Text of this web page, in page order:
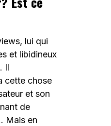
lui qui
et libidineux
Il
cette chose
et son
de
Mais en